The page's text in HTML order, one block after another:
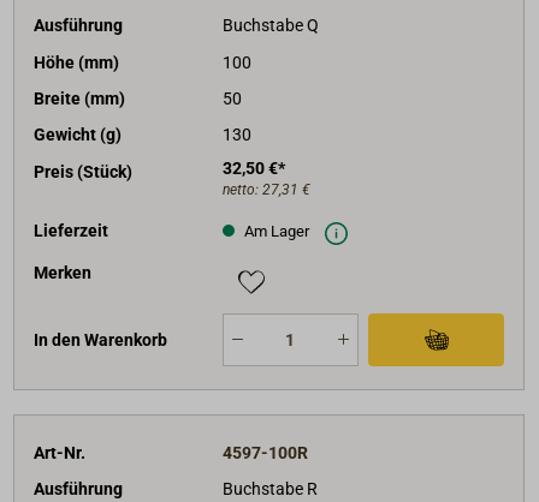
Ausführung
Buchstabe Q
Höhe (mm)
100
Breite (mm)
50
Gewicht (g)
130
Preis (Stück)
32,50 €*
netto: 27,31 €
Lieferzeit Am Lager
Merken
In den Warenkorb
Art-Nr.
4597-100R
Ausführung
Buchstabe R